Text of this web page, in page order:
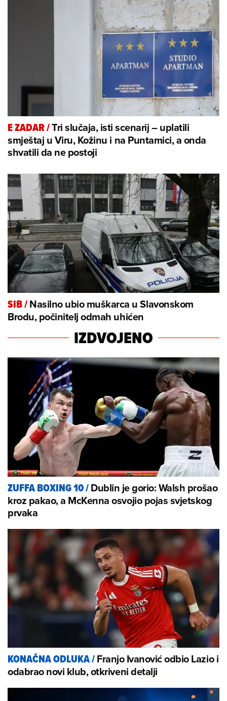
E ZADAR/Tri slučaja, isti scenarij – uplatili
smještaj u Viru, Kožinu i na Puntamici, a onda
shvatili da ne postoji
SIB/Nasilno ubio muškarca u Slavonskom
Brodu, počinitelj odmah uhićen
IZDVOJENO
ZUFFA BOXING 10/Dublin je gorio: Walsh prošao
kroz pakao, a McKenna osvojio pojas svjetskog
prvaka
KONAČNA ODLUKA/Franjo Ivanović odbio Lazio i
odabrao novi klub, otkriveni detalji